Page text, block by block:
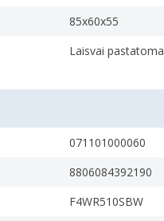
85x60x55
Laisvai pastatoma
071101000060
8806084392190
F4WR510SBW